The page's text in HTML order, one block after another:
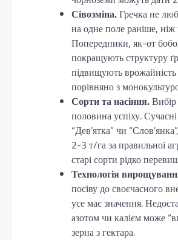
Сівозміна.Гречка не
на одне поле раніше,
Попередники, як-от
покращують структуру
підвищують
порівняно з
Сорти та насіння.
половина успіху.
“Дев’ятка” чи
2-3 т/га за правильної
старі сорти рідко
Технологія
посіву до своєчасного
усе має значення.
азотом чи калієм може
зерна з гектара.